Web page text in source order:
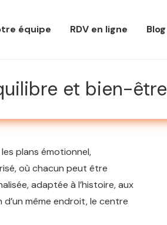
équipe RDV en ligne Blog
et bien-être
plans émotionnel,
où chacun peut être
adaptée à l’histoire, aux
même endroit, le centre